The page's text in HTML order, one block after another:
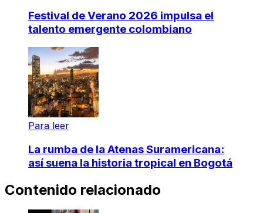
Festival de Verano 2026 impulsa el
talento emergente colombiano
Para leer
La rumba de la Atenas Suramericana:
así suena la historia tropical en Bogotá
Contenido relacionado